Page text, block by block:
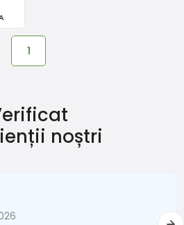
1
noștri